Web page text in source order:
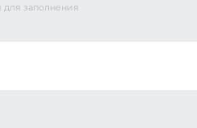
для заполнения